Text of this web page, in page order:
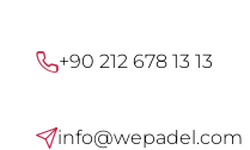
+90 212 678 13 13
info@wepadel.com